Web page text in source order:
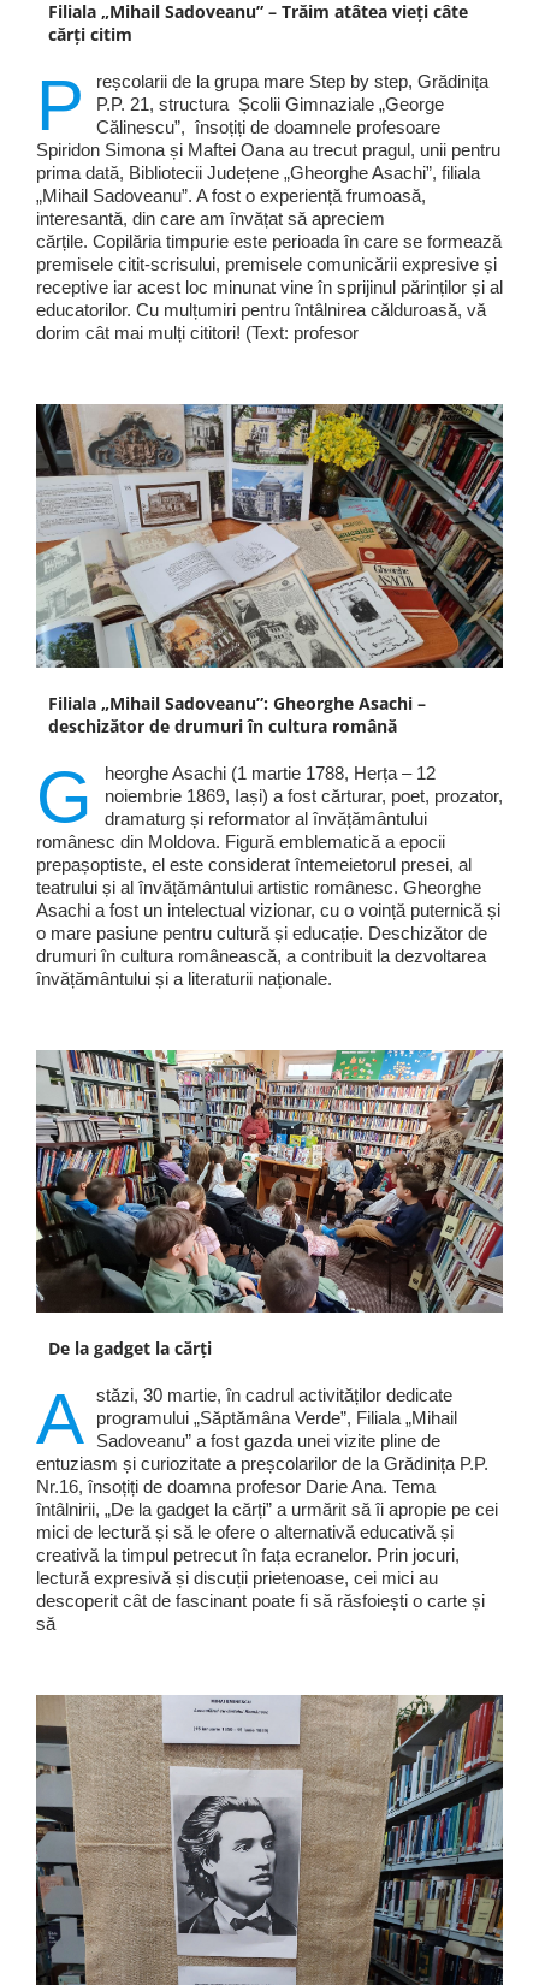
Filiala „Mihail Sadoveanu” – Trăim atâtea vieți câte
cărți citim
P
reșcolarii de la grupa mare Step by step, Grădinița
P.P. 21, structura Școlii Gimnaziale „George
Călinescu”, însoțiți de doamnele profesoare
Spiridon Simona și Maftei Oana au trecut pragul, unii pentru
prima dată, Bibliotecii Județene „Gheorghe Asachi”, filiala
„Mihail Sadoveanu”. A fost o experiență frumoasă,
interesantă, din care am învățat să apreciem
cărțile. Copilăria timpurie este perioada în care se formează
premisele citit-scrisului, premisele comunicării expresive și
receptive iar acest loc minunat vine în sprijinul părinților și al
educatorilor. Cu mulțumiri pentru întâlnirea călduroasă, vă
dorim cât mai mulți cititori! (Text: profesor
Filiala „Mihail Sadoveanu”: Gheorghe Asachi –
deschizător de drumuri în cultura română
G
heorghe Asachi (1 martie 1788, Herța – 12
noiembrie 1869, Iași) a fost cărturar, poet, prozator,
dramaturg și reformator al învățământului
românesc din Moldova. Figură emblematică a epocii
prepașoptiste, el este considerat întemeietorul presei, al
teatrului și al învățământului artistic românesc. Gheorghe
Asachi a fost un intelectual vizionar, cu o voință puternică și
o mare pasiune pentru cultură și educație. Deschizător de
drumuri în cultura românească, a contribuit la dezvoltarea
învățământului și a literaturii naționale.
De la gadget la cărți
A stăzi, 30 martie, în cadrul activităților dedicate
programului „Săptămâna Verde”, Filiala „Mihail
Sadoveanu” a fost gazda unei vizite pline de
entuziasm și curiozitate a preșcolarilor de la Grădinița P.P.
Nr.16, însoțiți de doamna profesor Darie Ana. Tema
întâlnirii, „De la gadget la cărți” a urmărit să îi apropie pe cei
mici de lectură și să le ofere o alternativă educativă și
creativă la timpul petrecut în fața ecranelor. Prin jocuri,
lectură expresivă și discuții prietenoase, cei mici au
descoperit cât de fascinant poate fi să răsfoiești o carte și
să